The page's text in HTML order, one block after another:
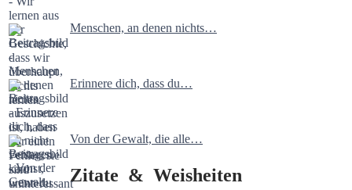
Menschen, an denen nichts…
Erinnere dich, dass du…
Von der Gewalt, die alle…
Zitate & Weisheiten